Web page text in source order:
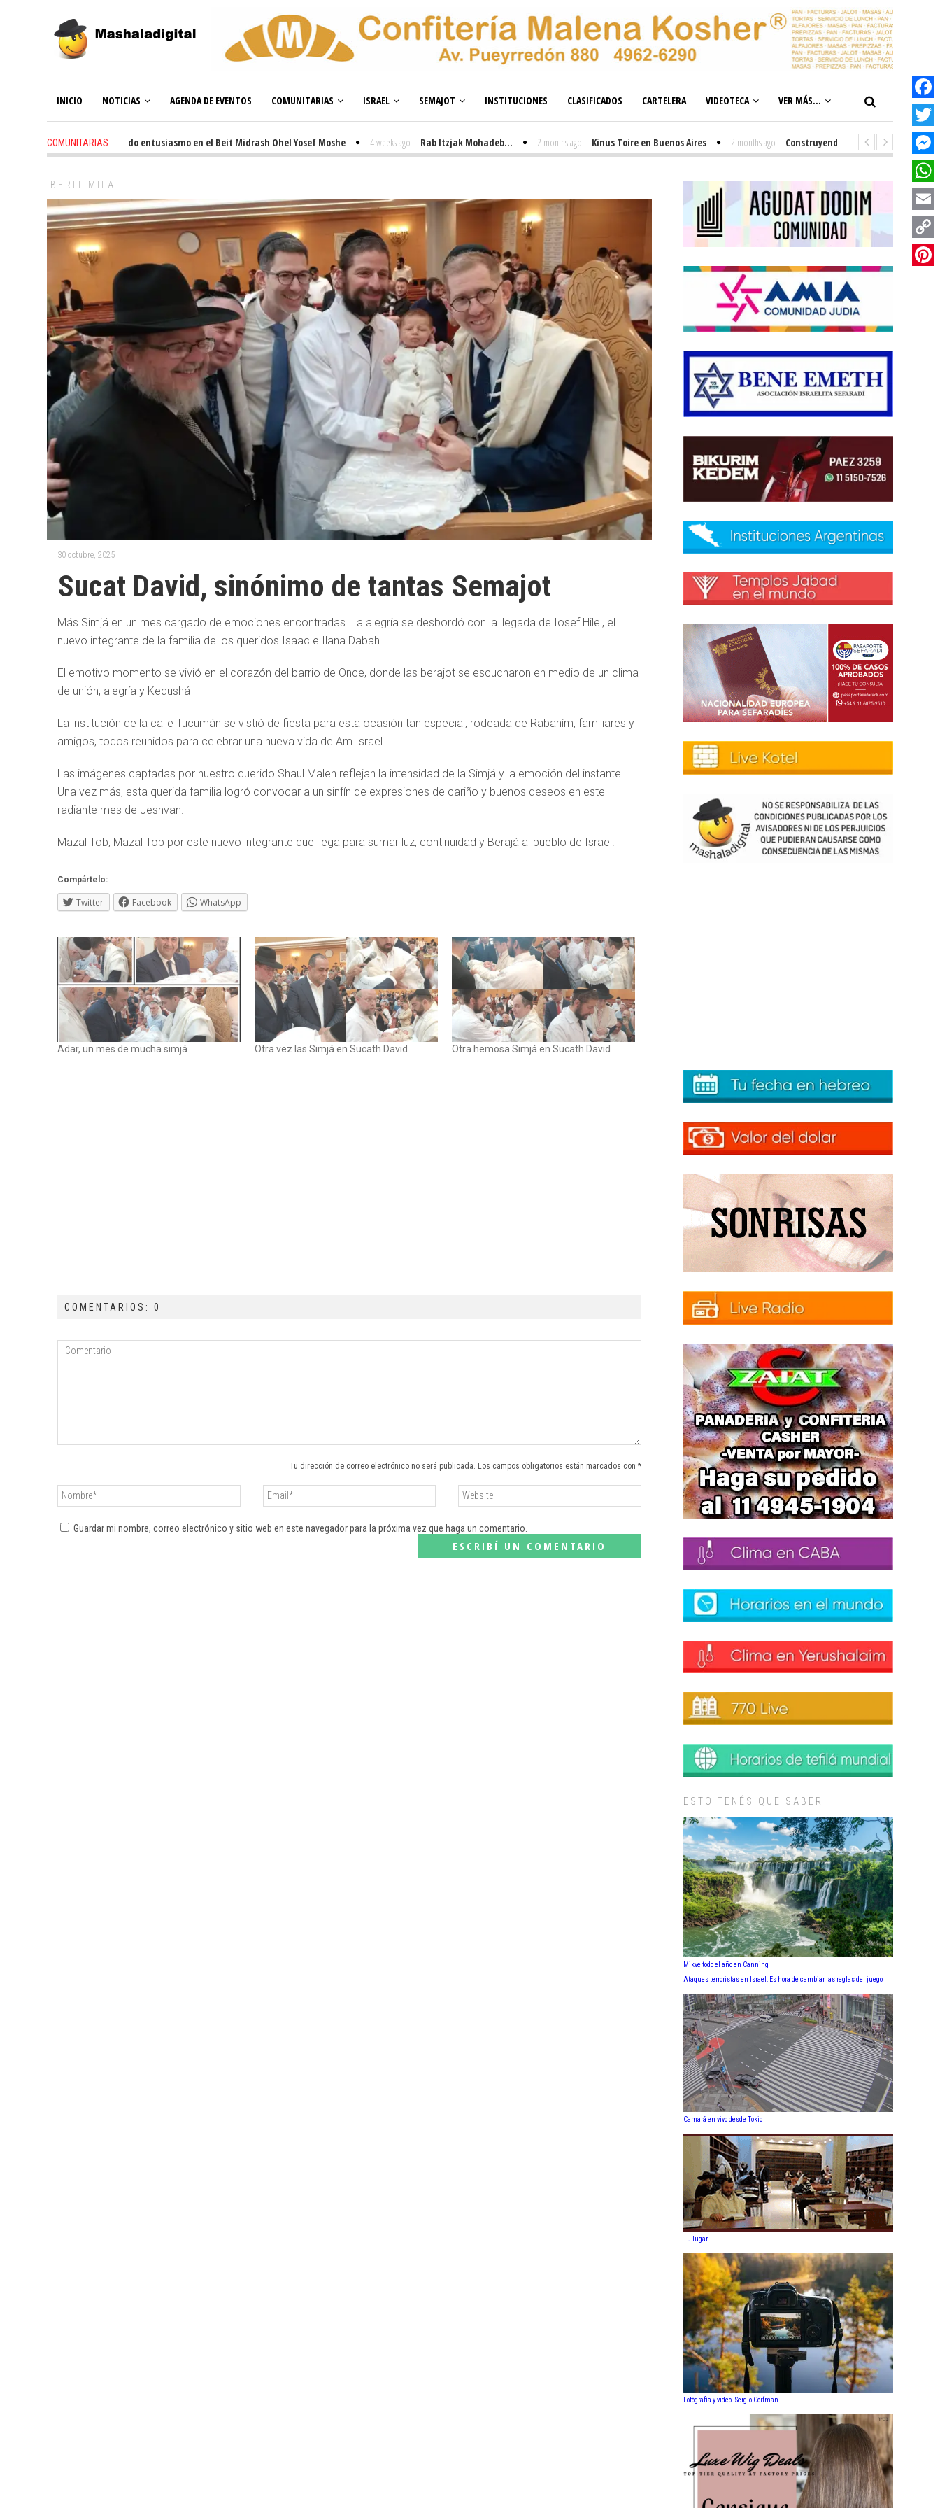
INICIO NOTICIAS AGENDA DE EVENTOS COMUNITARIAS ISRAEL SEMAJOT INSTITUCIONES CLASIFICADOS CARTELERA VIDEOTECA VER MÁS...
COMUNITARIAS
3 weeks ago - Renovado entusiasmo en el Beit Midrash Ohel Yosef Moshe 4 weeks ago - Rab Itzjak Mohadeb... 2 months ago - Kinus Toire en Buenos Aires 2 months ago - Construyendo el futuro de la inclusión en
BERIT MILA
30 octubre, 2025
Sucat David, sinónimo de tantas Semajot
Más Simjá en un mes cargado de emociones encontradas. La alegría se desbordó con la llegada de Iosef Hilel, el
nuevo integrante de la familia de los queridos Isaac e Ilana Dabah.
El emotivo momento se vivió en el corazón del barrio de Once, donde las berajot se escucharon en medio de un clima
de unión, alegría y Kedushá
La institución de la calle Tucumán se vistió de fiesta para esta ocasión tan especial, rodeada de Rabaním, familiares y
amigos, todos reunidos para celebrar una nueva vida de Am Israel
Las imágenes captadas por nuestro querido Shaul Maleh reflejan la intensidad de la Simjá y la emoción del instante.
Una vez más, esta querida familia logró convocar a un sinfín de expresiones de cariño y buenos deseos en este
radiante mes de Jeshvan.
Mazal Tob, Mazal Tob por este nuevo integrante que llega para sumar luz, continuidad y Berajá al pueblo de Israel.
Compártelo:
Twitter Facebook WhatsApp
Adar, un mes de mucha simjá Otra vez las Simjá en Sucath David Otra hemosa Simjá en Sucath David
COMENTARIOS: 0
Tu dirección de correo electrónico no será publicada. Los campos obligatorios están marcados con *
Guardar mi nombre, correo electrónico y sitio web en este navegador para la próxima vez que haga un comentario.
ESTO TENÉS QUE SABER
Mikve todo el año en Canning
Ataques terroristas en Israel: Es hora de cambiar las reglas del juego
Camará en vivo desde Tokio
Tu lugar
Fotógrafía y video. Sergio Coifman
Facebook
Twitter
Email
Copy